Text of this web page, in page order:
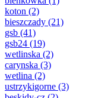
koton (2)
bieszczady (21)
gsb (41)
gsb24 (19)
wetlinska (2)
carynska (3)
wetlina (2)
ustrzykigorne (3)